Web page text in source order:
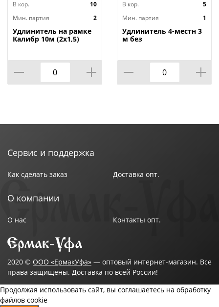
В кор.
10
Мин. партия
2
Удлинитель на рамке
Калибр 10м (2х1,5)
В кор.
5
Мин. партия
1
Удлинитель 4-местн 3
м без
1/40
Сервис и поддержка
Как сделать заказ Доставка опт.
О компании
О нас Контакты опт.
2020 © ООО «ЕрмакУфа» — оптовый интернет-магазин. Все
права защищены. Доставка по всей России!
Продолжая использовать сайт, вы соглашаетесь на обработку
файлов cookie